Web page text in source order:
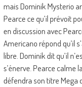
mais Dominik Mysterio
Pearce ce qu’il prévoit
en discussion avec
Americano répond qu’il
libre. Dominik dit qu’il
s’énerve. Pearce calme
défendra son titre Mega